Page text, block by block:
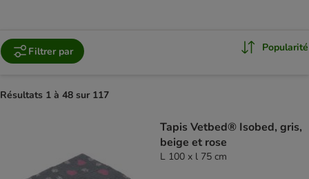
Filtrer par Popularité
Résultats 1 à 48 sur 117
Tapis Vetbed® Isobed, gris,
beige et rose
L 100 x l 75 cm